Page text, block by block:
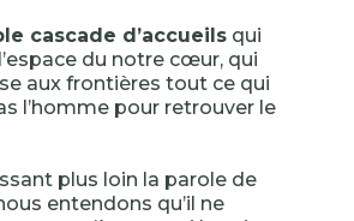
cascade d’accueilsqui
du notre cœur, qui
aux frontières tout ce qui
l’homme pour retrouver le
plus loin la parole de
entendons qu’il ne